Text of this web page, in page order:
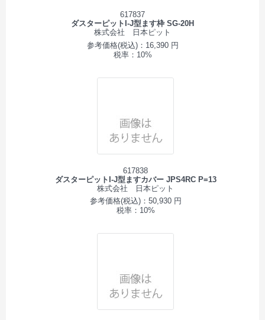
617837
ダスターピットI-J型ます枠 SG-20H
株式会社 日本ピット
参考価格(税込)：16,390 円
税率：10%
617838
ダスターピットI-J型ますカバー JPS4RC P=13
株式会社 日本ピット
参考価格(税込)：50,930 円
税率：10%